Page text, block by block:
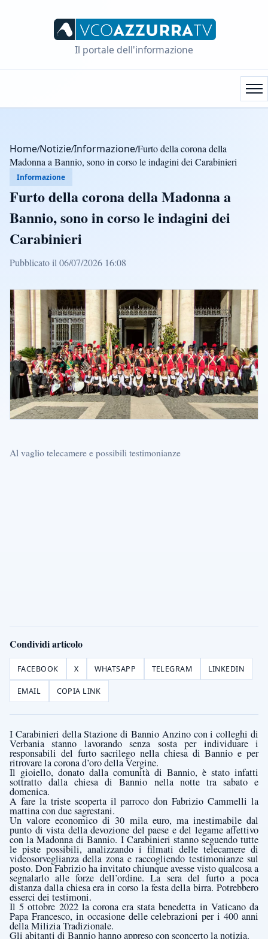
Il portale dell'informazione
Home/Notizie/Informazione/Furto della corona della
Madonna a Bannio, sono in corso le indagini dei Carabinieri
Informazione
Furto della corona della Madonna a
Bannio, sono in corso le indagini dei
Carabinieri
Pubblicato il 06/07/2026 16:08
Al vaglio telecamere e possibili testimonianze
Condividi articolo
FACEBOOK X WHATSAPP TELEGRAM LINKEDIN
EMAIL COPIA LINK
I Carabinieri della Stazione di Bannio Anzino con i colleghi di
Verbania stanno lavorando senza sosta per individuare i
responsabili del furto sacrilego nella chiesa di Bannio e per
ritrovare la corona d’oro della Vergine.
Il gioiello, donato dalla comunità di Bannio, è stato infatti
sottratto dalla chiesa di Bannio nella notte tra sabato e
domenica.
A fare la triste scoperta il parroco don Fabrizio Cammelli la
mattina con due sagrestani.
Un valore economico di 30 mila euro, ma inestimabile dal
punto di vista della devozione del paese e del legame affettivo
con la Madonna di Bannio. I Carabinieri stanno seguendo tutte
le piste possibili, analizzando i filmati delle telecamere di
videosorveglianza della zona e raccogliendo testimonianze sul
posto. Don Fabrizio ha invitato chiunque avesse visto qualcosa a
segnalarlo alle forze dell’ordine. La sera del furto a poca
distanza dalla chiesa era in corso la festa della birra. Potrebbero
esserci dei testimoni.
Il 5 ottobre 2022 la corona era stata benedetta in Vaticano da
Papa Francesco, in occasione delle celebrazioni per i 400 anni
della Milizia Tradizionale.
Gli abitanti di Bannio hanno appreso con sconcerto la notizia.